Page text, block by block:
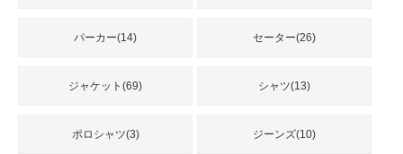
パーカー(14) セーター(26)
ジャケット(69) シャツ(13)
ポロシャツ(3) ジーンズ(10)